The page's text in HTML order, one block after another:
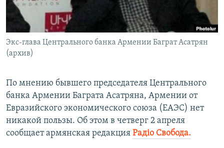
ПОБЕДИТЕЛЕЙ НЕ СУДЯТ?
КРЫМ.НЕПОКОРЕННЫЙ
ELIFBE
ПРИСОЕДИНЯЙТЕСЬ!
Все сайты RFE/RL
Экс-глава Центрального банка Армении Баграт Асатрян
(архив)
По мнению бывшего председателя Центрального
банка Армении Баграта Асатряна, Армении от
Евразийского экономического союза (ЕАЭС) нет
никакой пользы. Об этом в четверг 2 апреля
сообщает армянская редакция Радіо Свобода.